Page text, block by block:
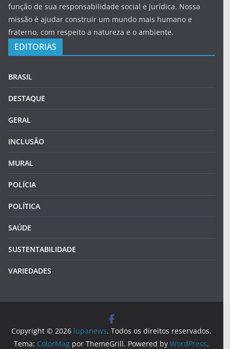
função de sua responsabilidade social e jurídica. Nossa
missão é ajudar construir um mundo mais humano e
fraterno, com respeito a natureza e o ambiente.
EDITORIAS
BRASIL
DESTAQUE
GERAL
INCLUSÃO
MURAL
POLÍCIA
POLÍTICA
SAÚDE
SUSTENTABILIDADE
VARIEDADES
Copyright © 2026 lupanews. Todos os direitos reservados.
Tema: ColorMag por ThemeGrill. Powered byWordPress.